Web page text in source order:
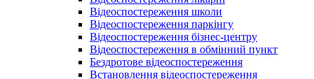
Відеоспостереження школи
Відеоспостереження паркінгу
Відеоспостереження бізнес-центру
Відеоспостереження в обмінний пункт
Бездротове відеоспостереження
Встановлення відеоспостереження